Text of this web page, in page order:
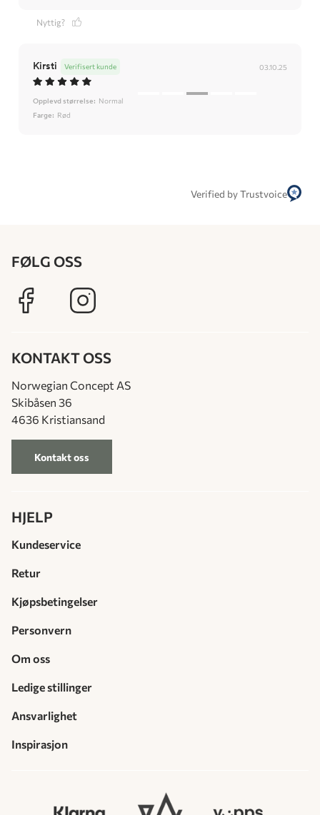
Nyttig?
Kirsti 03.10.25
Verifisert kunde
Opplevd størrelse: Normal
Farge: Rød
Verified by Trustvoice
FØLG OSS
KONTAKT OSS
Norwegian Concept AS
Skibåsen 36
4636 Kristiansand
Kontakt oss
HJELP
Kundeservice
Retur
Kjøpsbetingelser
Personvern
Om oss
Ledige stillinger
Ansvarlighet
Inspirasjon